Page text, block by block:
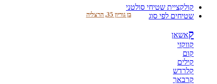
בן גוריון 35, הרצליה
קולקציית שטיחי סולטני
שטיחים לפי סוג
קאשאן
קווקזי
קום
קילים
קלרדש
קרבאך